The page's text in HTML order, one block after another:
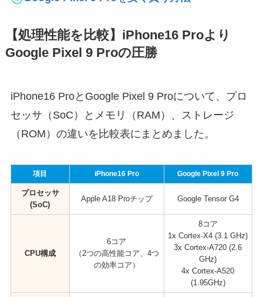
【処理性能を比較】iPhone16 Proより
Google Pixel 9 Proの圧勝
iPhone16 ProとGoogle Pixel 9 Proについて、プロ
セッサ（SoC）とメモリ（RAM）、ストレージ
（ROM）の違いを比較表にまとめました。
項目 iPhone16 Pro Google Pixel 9 Pro
プロセッサ
(SoC)
Apple A18 Proチップ Google Tensor G4
CPU構成
6コア
（2つの高性能コア、4つ
の効率コア）
8コア
1x Cortex-X4 (3.1 GHz)
3x Cortex-A720 (2.6
GHz)
4x Cortex-A520
(1.95GHz)